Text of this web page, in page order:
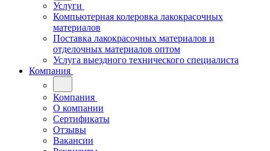
Услуги
Компьютерная колеровка лакокрасочных
материалов
Поставка лакокрасочных материалов и
отделочных материалов оптом
Услуга выездного технического специалиста
Компания
Компания
О компании
Сертификаты
Отзывы
Вакансии